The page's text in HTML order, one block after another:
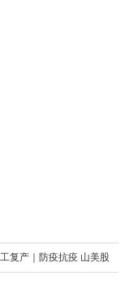
复产｜防疫抗疫 山美股